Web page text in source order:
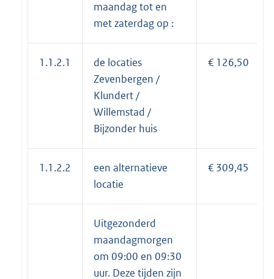
maandag tot en
met zaterdag op :
1.1.2.1
de locaties
Zevenbergen /
Klundert /
Willemstad /
Bijzonder huis
€ 126,50
1.1.2.2
een alternatieve
locatie
€ 309,45
Uitgezonderd
maandagmorgen
om 09:00 en 09:30
uur. Deze tijden zijn